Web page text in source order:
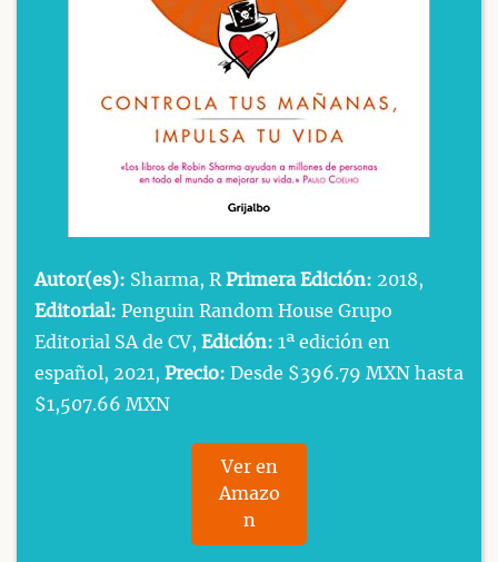
Autor(es): Sharma, R Primera Edición: 2018,
Editorial: Penguin Random House Grupo
Editorial SA de CV, Edición: 1ª edición en
español, 2021, Precio: Desde $396.79 MXN hasta
$1,507.66 MXN
Ver en
Amazo
n